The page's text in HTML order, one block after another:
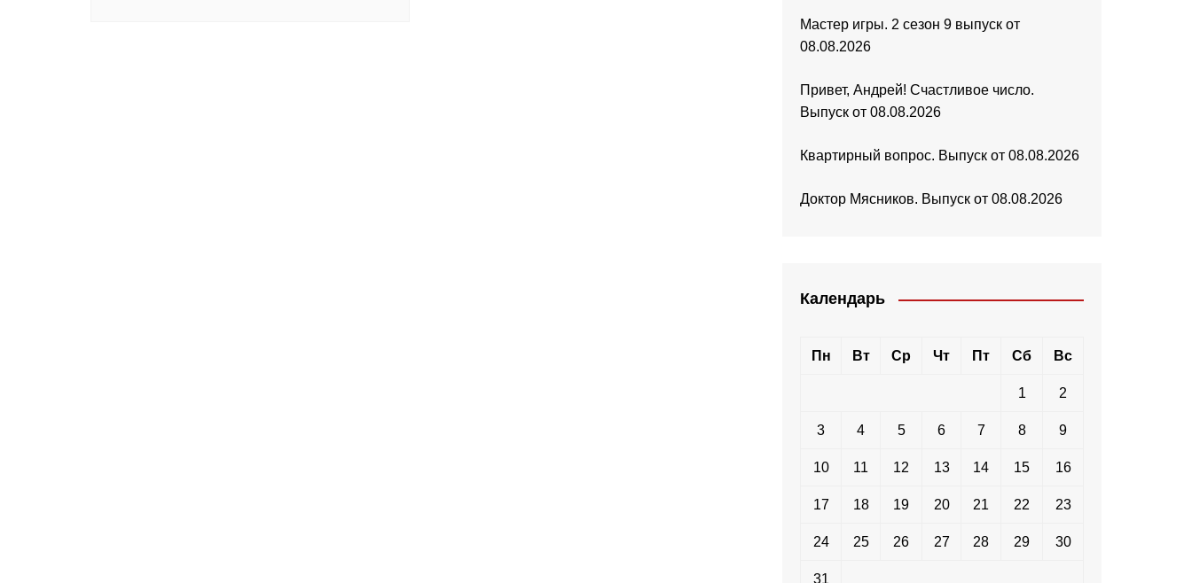
Мастер игры. 2 сезон 9 выпуск от
08.08.2026
Привет, Андрей! Счастливое число.
Выпуск от 08.08.2026
Квартирный вопрос. Выпуск от 08.08.2026
Доктор Мясников. Выпуск от 08.08.2026
Календарь
Пн Вт Ср Чт Пт Сб Вс
1 2
3 4 5 6 7 8 9
10 11 12 13 14 15 16
17 18 19 20 21 22 23
24 25 26 27 28 29 30
31